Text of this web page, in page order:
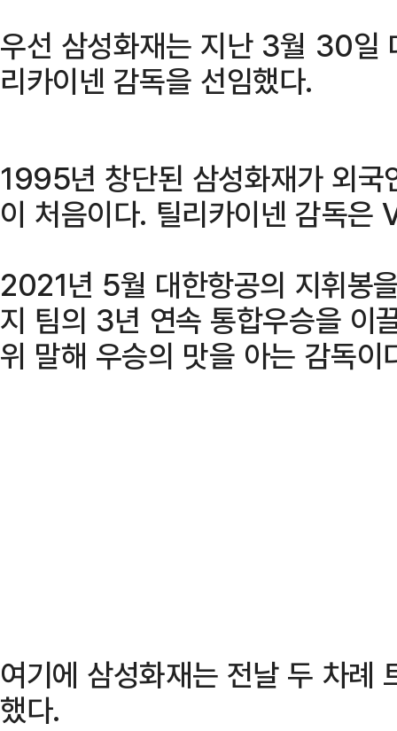
우선 삼성화재는 지난 3월 30일
리카이넨 감독을 선임했다.
1995년 창단된 삼성화재가 외국
이 처음이다. 틸리카이넨 감독은
2021년 5월 대한항공의 지휘
지 팀의 3년 연속 통합우승을 이
위 말해 우승의 맛을 아는 감독이
여기에 삼성화재는 전날 두 차례
했다.